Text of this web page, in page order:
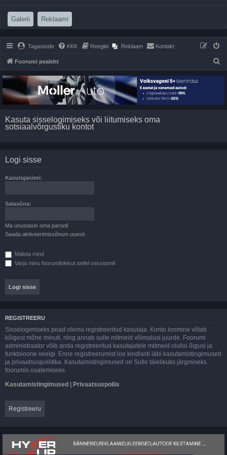
Galerii (Opens a new tab)
Reklaami
Tagasiside KKK Reeglid Reklaam Kontakt
Foorumi pealeht
Kasuta sisselogimiseks või liitumiseks oma
sotsiaalvõrgustiku kontot
Logi sisse
Kasutajanimi:
Salasõna:
Ma unustasin oma parooli
Saada aktiveerimissõnum uuesti
Mäleta mind
Varja minu foorumilolekut sellel sessioonil
REGISTREERU
Sisselogimiseks pead olema registreeritud kasutaja. Konto loomine võtab
kõigest mõne minuti, ning annab sulle mitmeid võimalusi juurde. Foorumi
administraator võib anda registreeritud kasutajatele mitmeid olulisi õigusi ja
funktsioone veelgi. Enne registreerumist loe kindlasti läbi kasutamistingimused
ja privaatsuspoliitika. Kasutamistingimused on Sulle täielikuks järgmiseks
foorumis osalemiseks.
Kasutamistingimused | Privaatsuspoliis
Registreeru